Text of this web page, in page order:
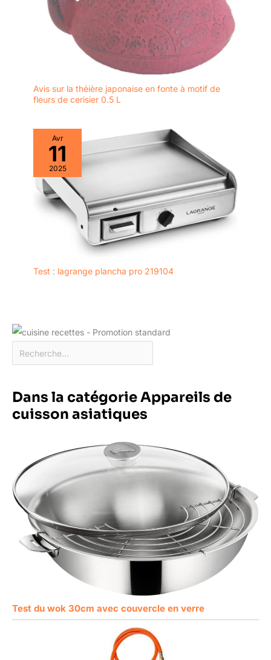
Avis sur la théière japonaise en fonte à motif de
fleurs de cerisier 0.5 L
Avr
11
2025
Test : lagrange plancha pro 219104
Dans la catégorie Appareils de
cuisson asiatiques
Test du wok 30cm avec couvercle en verre